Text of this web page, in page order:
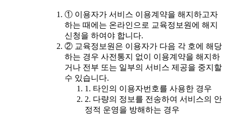
① 이용자가 서비스 이용계약을 해지하고자
하는 때에는 온라인으로 교육정보원에 해지
신청을 하여야 합니다.
② 교육정보원은 이용자가 다음 각 호에 해당
하는 경우 사전통지 없이 이용계약을 해지하
거나 전부 또는 일부의 서비스 제공을 중지할
수 있습니다.
1. 타인의 이용자번호를 사용한 경우
2. 다량의 정보를 전송하여 서비스의 안
정적 운영을 방해하는 경우